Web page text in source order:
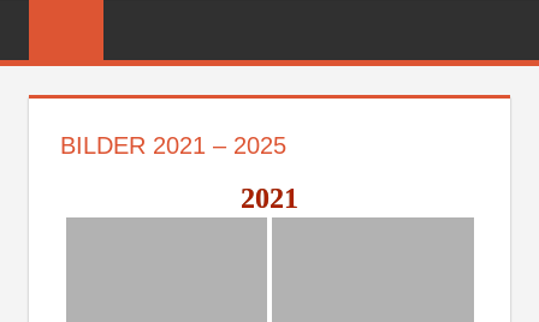
FEUERWEHR
BILDER 2021 – 2025
2021